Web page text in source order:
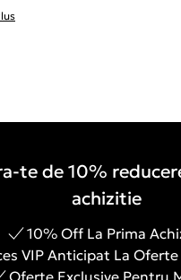
te de 10%
achizitie
10% Off La Prima
VIP Anticipat La
Oferte Exclusive Pentru